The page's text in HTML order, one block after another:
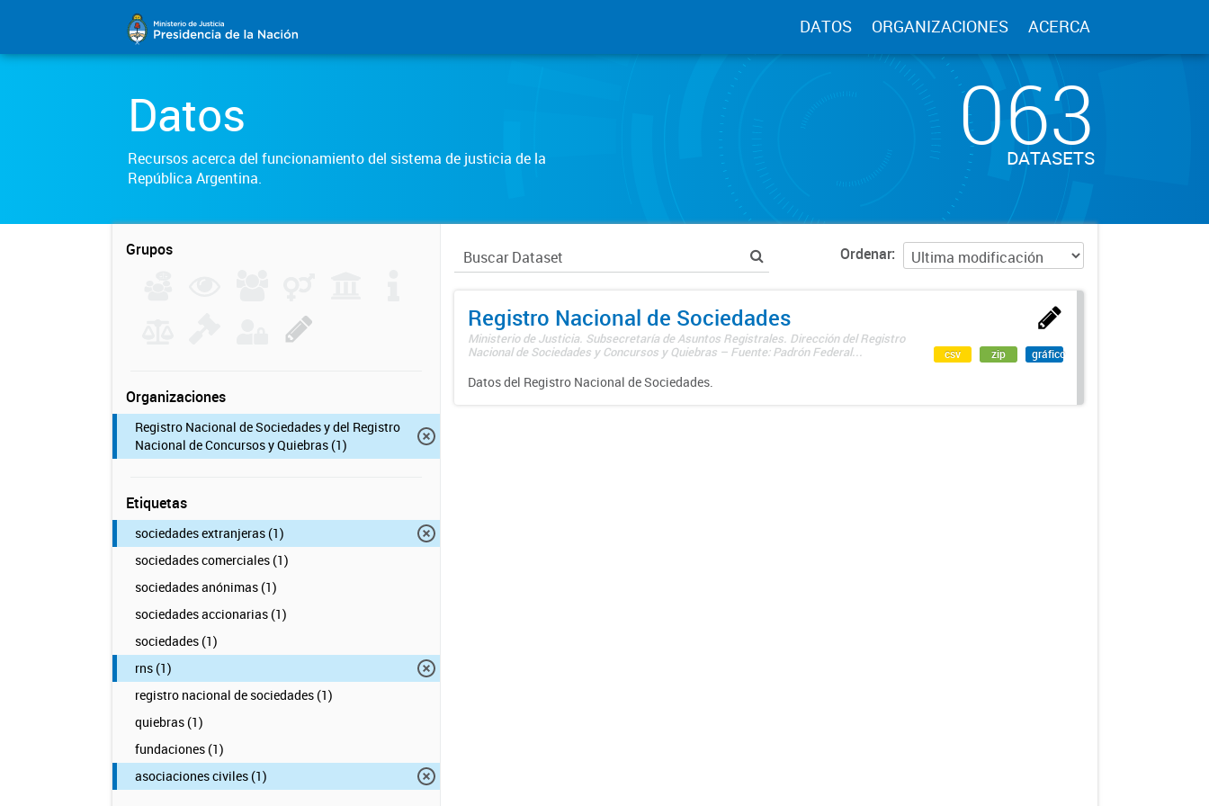
DATOS ORGANIZACIONES ACERCA
Datos
Recursos acerca del funcionamiento del sistema de justicia de la
República Argentina.
063
DATASETS
Grupos
Organizaciones
Registro Nacional de Sociedades y del Registro
Nacional de Concursos y Quiebras (1)
Etiquetas
sociedades extranjeras (1)
sociedades comerciales (1)
sociedades anónimas (1)
sociedades accionarias (1)
sociedades (1)
rns (1)
registro nacional de sociedades (1)
quiebras (1)
fundaciones (1)
asociaciones civiles (1)
Ordenar
Registro Nacional de Sociedades
Ministerio de Justicia. Subsecretaría de Asuntos Registrales. Dirección del Registro
Nacional de Sociedades y Concursos y Quiebras – Fuente: Padrón Federal...
Datos del Registro Nacional de Sociedades.
csv zip gráfico